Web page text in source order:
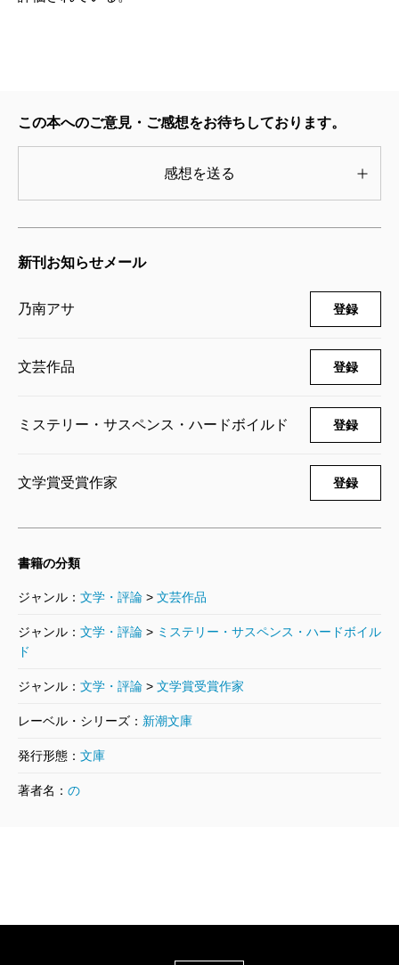
この本へのご意見・ご感想をお待ちしております。
感想を送る
新刊お知らせメール
乃南アサ 登録
文芸作品 登録
ミステリー・サスペンス・ハードボイルド 登録
文学賞受賞作家 登録
書籍の分類
ジャンル： 文学・評論 > 文芸作品
ジャンル： 文学・評論 > ミステリー・サスペンス・ハードボイル
ド
ジャンル： 文学・評論 > 文学賞受賞作家
レーベル・シリーズ： 新潮文庫
発行形態： 文庫
著者名： の